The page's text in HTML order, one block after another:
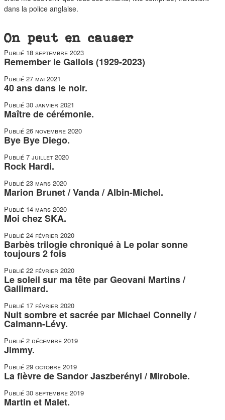
dans la police anglaise.
On peut en causer
Publié 18 septembre 2023
Remember le Gallois (1929-2023)
Publié 27 mai 2021
40 ans dans le noir.
Publié 30 janvier 2021
Maître de cérémonie.
Publié 26 novembre 2020
Bye Bye Diego.
Publié 7 juillet 2020
Rock Hardi.
Publié 23 mars 2020
Marion Brunet / Vanda / Albin-Michel.
Publié 14 mars 2020
Moi chez SKA.
Publié 24 février 2020
Barbès trilogie chroniqué à Le polar sonne
toujours 2 fois
Publié 22 février 2020
Le soleil sur ma tête par Geovani Martins /
Gallimard.
Publié 17 février 2020
Nuit sombre et sacrée par Michael Connelly /
Calmann-Lévy.
Publié 2 décembre 2019
Jimmy.
Publié 29 octobre 2019
La fièvre de Sandor Jaszberényi / Mirobole.
Publié 30 septembre 2019
Martin et Malet.